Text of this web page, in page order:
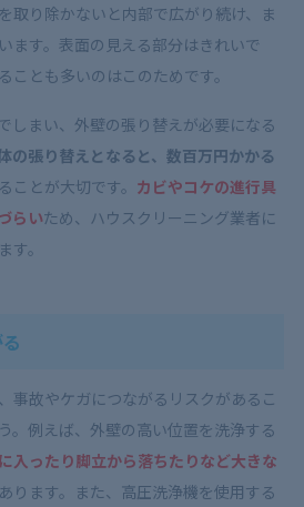
取り除かないと内部で広がり続け、ま
ます。表面の見える部分はきれいで
ことも多いのはこのためです。
しまい、外壁の張り替えが必要になる
の張り替えとなると、数百万円かかる
ことが大切です。 カビやコケの進行具
らいため、ハウスクリーニング業者に
。
事故やケガにつながるリスクがあるこ
。例えば、外壁の高い位置を洗浄する
入ったり脚立から落ちたりなど大きな
ります。また、高圧洗浄機を使用する